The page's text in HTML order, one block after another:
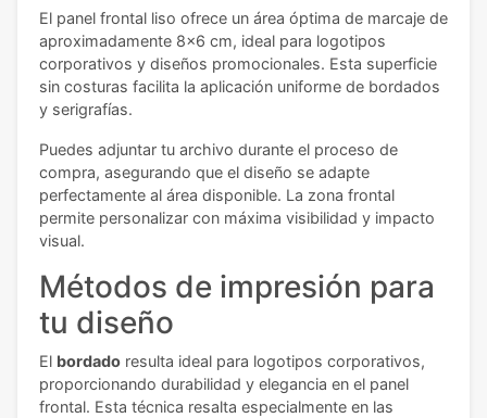
El panel frontal liso ofrece un área óptima de marcaje de
aproximadamente 8x6 cm, ideal para logotipos
corporativos y diseños promocionales. Esta superficie
sin costuras facilita la aplicación uniforme de bordados
y serigrafías.
Puedes adjuntar tu archivo durante el proceso de
compra, asegurando que el diseño se adapte
perfectamente al área disponible. La zona frontal
permite personalizar con máxima visibilidad y impacto
visual.
Métodos de impresión para
tu diseño
El bordado resulta ideal para logotipos corporativos,
proporcionando durabilidad y elegancia en el panel
frontal. Esta técnica resalta especialmente en las